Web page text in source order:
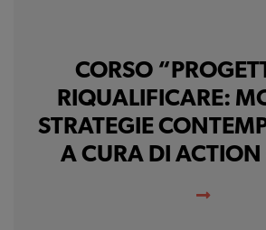
CORSO
RIQUALIFICARE:
STRATEGIE
A CURA DI ACTION